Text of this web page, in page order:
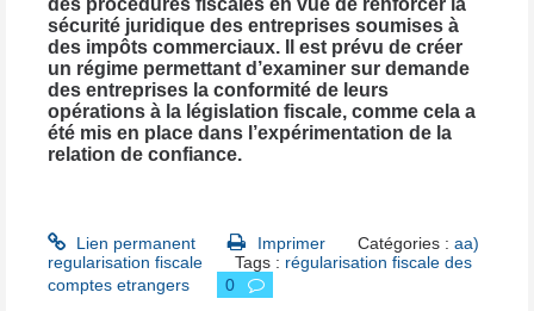
des procédures fiscales en vue de renforcer la
sécurité juridique des entreprises soumises à
des impôts commerciaux. Il est prévu de créer
un régime permettant d’examiner sur demande
des entreprises la conformité de leurs
opérations à la législation fiscale, comme cela a
été mis en place dans l’expérimentation de la
relation de confiance.
Lien permanent Imprimer Catégories : aa)
regularisation fiscale
Tags : régularisation fiscale des
comptes etrangers
0